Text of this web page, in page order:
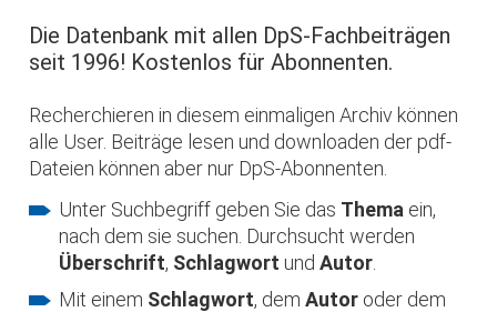
Die Datenbank mit allen DpS-Fachbeiträgen
seit 1996! Kostenlos für Abonnenten.
Recherchieren in diesem einmaligen Archiv können
alle User. Beiträge lesen und downloaden der pdf-
Dateien können aber nur DpS-Abonnenten.
Unter Suchbegriff geben Sie das Thema ein,
nach dem sie suchen. Durchsucht werden
Überschrift, Schlagwort undAutor
Mit einem Schlagwort, demAutor oder dem